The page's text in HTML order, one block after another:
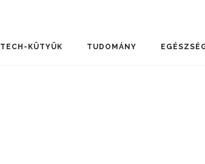
TECH-KÜTYÜK TUDOMÁNY